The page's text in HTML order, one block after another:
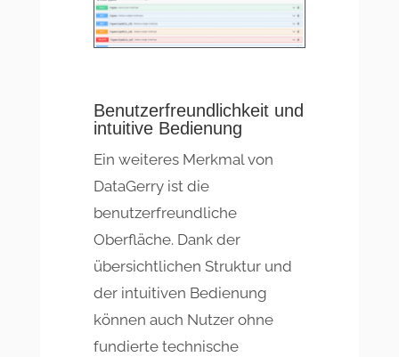
Benutzerfreundlichkeit und
intuitive Bedienung
Ein weiteres Merkmal von
DataGerry ist die
benutzerfreundliche
Oberfläche. Dank der
übersichtlichen Struktur und
der intuitiven Bedienung
können auch Nutzer ohne
fundierte technische